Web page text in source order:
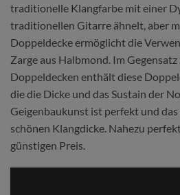
traditionelle Klangfarbe mit einer
traditionellen Gitarre ähnelt, aber
Doppeldecke ermöglicht die
Zarge aus Halbmond. Im
Doppeldecken enthält diese
die die Dicke und das Sustain der
Geigenbaukunst ist perfekt und
schönen Klangdicke. Nahezu
günstigen Preis.